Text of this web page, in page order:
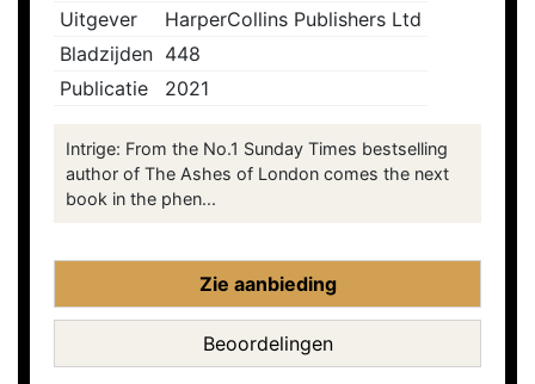
Uitgever
HarperCollins Publishers Ltd
Bladzijden 448
Publicatie
2021
Intrige: From the No.1 Sunday Times bestselling
author of The Ashes of London comes the next
book in the phen...
Zie aanbieding
Beoordelingen